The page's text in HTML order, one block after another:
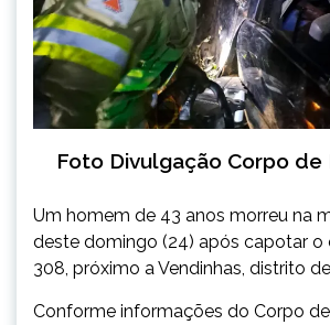
Foto Divulgação Corpo de
Um homem de 43 anos morreu na
deste domingo (24) após capotar o
308, próximo a Vendinhas, distrito
Conforme informações do Corpo